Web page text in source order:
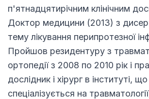
п'ятнадцятирічним клінічним
Доктор медицини (2013) з
тему лікування перипротезної
Пройшов резидентуру з
ортопедії з 2008 по 2010 рік і
дослідник і хірург в інституті, що
спеціалізується на